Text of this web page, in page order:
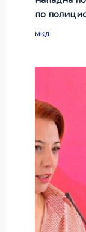
по
мкд